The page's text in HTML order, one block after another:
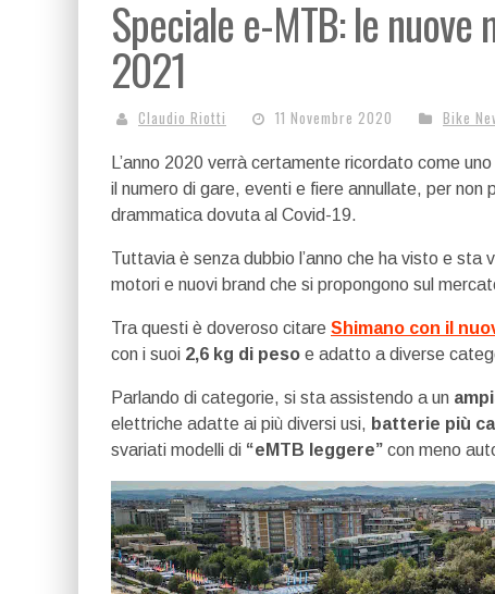
Speciale e-MTB: le
2021
Claudio Riotti 11 Novembre 2020 Bike
L’anno 2020 verrà certamente ricordato come
il numero di gare, eventi e fiere annullate, per
drammatica dovuta al Covid-19.
Tuttavia è senza dubbio l’anno che ha visto e sta
motori e nuovi brand che si propongono sul
Tra questi è doveroso citare Shimano con il
con i suoi 2,6 kg di peso e adatto a diverse
Parlando di categorie, si sta assistendo a un
elettriche adatte ai più diversi usi, batterie più
svariati modelli di “eMTB leggere” con meno